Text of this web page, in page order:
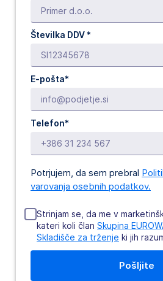
Številka DDV *
E-pošta*
Telefon*
Potrjujem, da sem prebral
varovanja osebnih podatkov.
Strinjam se, da me v
kateri koli član Skupina
Skladišče za trženje ki jih